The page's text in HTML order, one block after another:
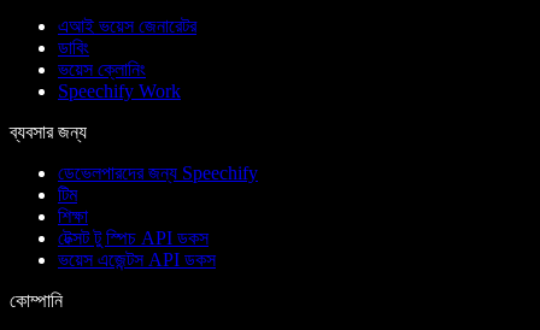
এআই ভয়েস জেনারেটর
ডাবিং
ভয়েস ক্লোনিং
Speechify Work
ব্যবসার জন্য
ডেভেলপারদের জন্য Speechify
টিম
শিক্ষা
টেক্সট টু স্পিচ API ডকস
ভয়েস এজেন্টস API ডকস
কোম্পানি